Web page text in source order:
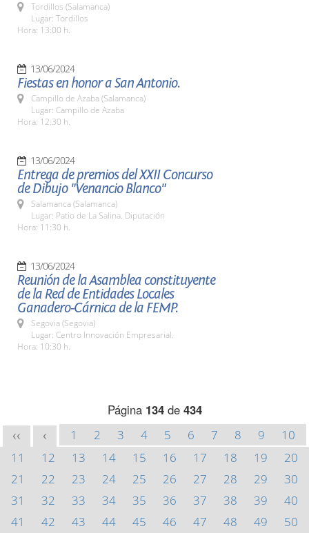
Tordillos (Salamanca)
Lugar: Tordillos
Hora: 13:00 h.
13/06/2024
Fiestas en honor a San Antonio.
Campillo de Azaba (Salamanca)
Lugar: Campillo de Azaba
Hora: 12:30 h.
13/06/2024
Entrega de premios del XXII Concurso
de Dibujo "Venancio Blanco"
Salamanca (Salamanca)
Lugar: Patio de La Salina. Diputación
Hora: 11:30 h.
13/06/2024
Reunión de la Asamblea constituyente
de la Red de Entidades Locales
Ganadero-Cárnica de la FEMP.
Segovia (Segovia)
Lugar: Centro Innovación Empresarial.
Hora: 10:30 h.
Página 134de 434
<< < 1 2 3 4 5 6 7 8 9
10
11
12 13 14 15 16 17 18 19
20
21
22 23 24 25 26 27 28 29
30
31
32 33 34 35 36 37 38 39
40
41
42 43 44 45 46 47 48 49
50